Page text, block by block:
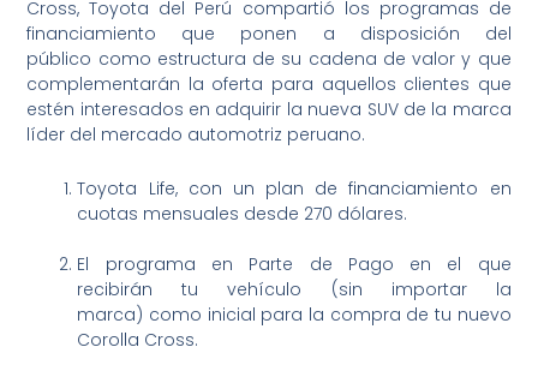
Cross, Toyota del Perú compartió los programas de
financiamiento que ponen a disposición del
público como estructura de su cadena de valor y que
complementarán la oferta para aquellos clientes que
estén interesados en adquirir la nueva SUV de la marca
líder del mercado automotriz peruano.
Toyota Life, con un plan de financiamiento en
cuotas mensuales desde 270 dólares.
El programa en Parte de Pago en el que
recibirán tu vehículo (sin importar la
marca) como inicial para la compra de tu nuevo
Corolla Cross.